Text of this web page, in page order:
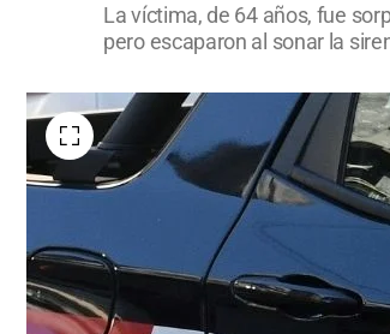
La víctima, de 64 años, fue
pero escaparon al sonar la